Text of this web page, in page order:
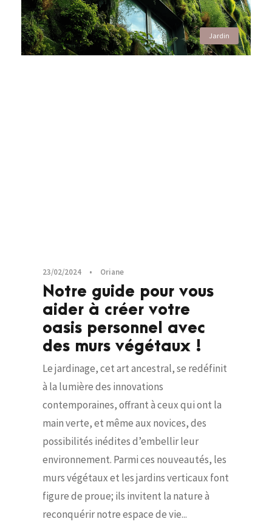
Jardin
23/02/2024 • Oriane
Notre guide pour vous
aider à créer votre
oasis personnel avec
des murs végétaux !
Le jardinage, cet art ancestral, se redéfinit
à la lumière des innovations
contemporaines, offrant à ceux qui ont la
main verte, et même aux novices, des
possibilités inédites d’embellir leur
environnement. Parmi ces nouveautés, les
murs végétaux et les jardins verticaux font
figure de proue; ils invitent la nature à
reconquérir notre espace de vie...